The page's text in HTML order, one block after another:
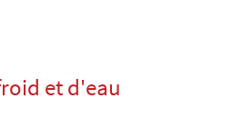
et d'eau